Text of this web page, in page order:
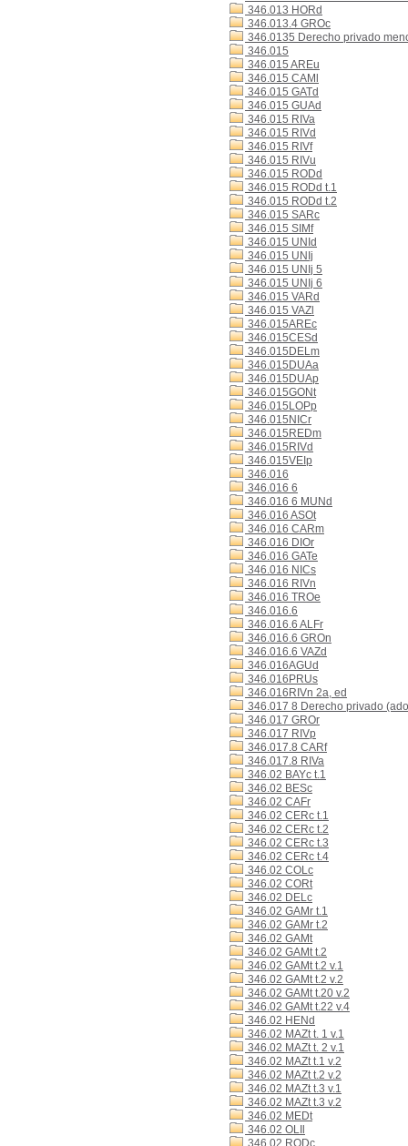
346.013 HORd
346.013.4 GROc
346.0135 Derecho privado
346.015
346.015 AREu
346.015 CAMl
346.015 GATd
346.015 GUAd
346.015 RIVa
346.015 RIVd
346.015 RIVf
346.015 RIVu
346.015 RODd
346.015 RODd t.1
346.015 RODd t.2
346.015 SARc
346.015 SIMf
346.015 UNId
346.015 UNIj
346.015 UNIj 5
346.015 UNIj 6
346.015 VARd
346.015 VAZl
346.015AREc
346.015CESd
346.015DELm
346.015DUAa
346.015DUAp
346.015GONt
346.015LOPp
346.015NICr
346.015REDm
346.015RIVd
346.015VEIp
346.016
346.016 6
346.016 6 MUNd
346.016 ASOt
346.016 CARm
346.016 DIOr
346.016 GATe
346.016 NICs
346.016 RIVn
346.016 TROe
346.016.6
346.016.6 ALFr
346.016.6 GROn
346.016.6 VAZd
346.016AGUd
346.016PRUs
346.016RIVn 2a, ed
346.017 8 Derecho privado
346.017 GROr
346.017 RIVp
346.017.8 CARf
346.017.8 RIVa
346.02 BAYc t.1
346.02 BESc
346.02 CAFr
346.02 CERc t.1
346.02 CERc t.2
346.02 CERc t.3
346.02 CERc t.4
346.02 COLc
346.02 CORt
346.02 DELc
346.02 GAMr t.1
346.02 GAMr t.2
346.02 GAMt
346.02 GAMt t.2
346.02 GAMt t.2 v.1
346.02 GAMt t.2 v.2
346.02 GAMt t.20 v.2
346.02 GAMt t.22 v.4
346.02 HENd
346.02 MAZt t. 1 v.1
346.02 MAZt t. 2 v.1
346.02 MAZt t.1 v.2
346.02 MAZt t.2 v.2
346.02 MAZt t.3 v.1
346.02 MAZt t.3 v.2
346.02 MEDt
346.02 OLIl
346.02 RODc